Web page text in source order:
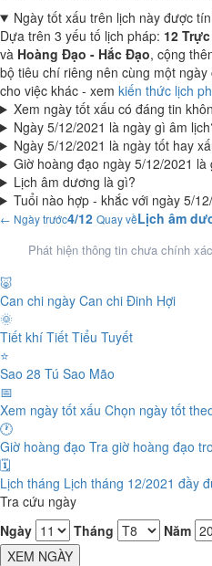
Ngày tốt xấu trên lịch này được
Dựa trên 3 yếu tố lịch pháp: 12 Trực
và Hoàng Đạo - Hắc Đạo, cộng
bộ tiêu chí riêng nên cùng một
cho việc khác - xem kiến thức lịch
Xem ngày tốt xấu có đáng tin
Ngày 5/12/2021 là ngày gì âm
Ngày 5/12/2021 là ngày tốt hay
Giờ hoàng đạo ngày 5/12/2021 là
Lịch âm dương là gì?
Tuổi nào hợp - khắc với ngày 5/
← Ngày trước4/12 Quay vềLịch âm
Phát hiện thông tin chưa chính
🐷
Can chi ngày Can chi Đinh Hợi
🌞
Tiết khí Tiết Tiểu Tuyết
⭐
Sao 28 Tú Sao Mão
📅
Xem ngày tốt xấu Chọn ngày tốt
🕐
Giờ hoàng đạo Tra giờ hoàng đạo
🗓️
Lịch tháng Lịch tháng 12/2021 đầy
Tra cứu ngày
Ngày
Tháng
Năm
XEM NGÀY